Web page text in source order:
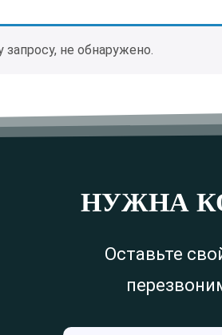
не обнаружено.
НУЖНА
Оставьте